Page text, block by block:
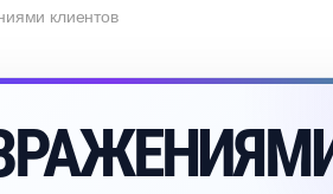
клиенто